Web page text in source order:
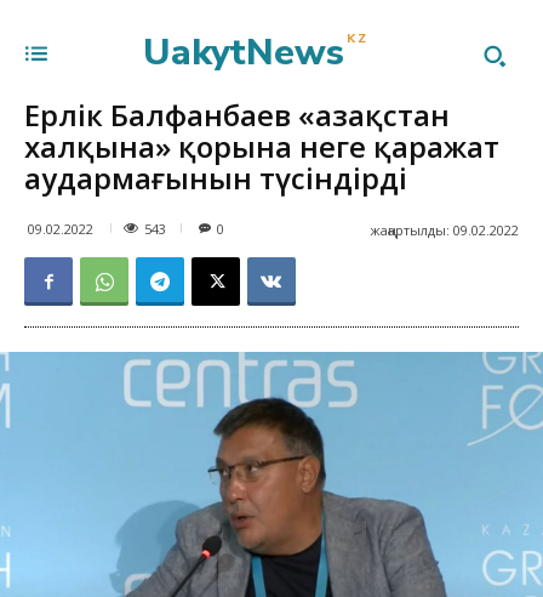
UakytNews KZ
Ерлік Балфанбаев «Қазақстан
халқына» қорына неге қаражат
аудармағынын түсіндірді
09.02.2022 543 жаңартылды: 09.02.2022
0